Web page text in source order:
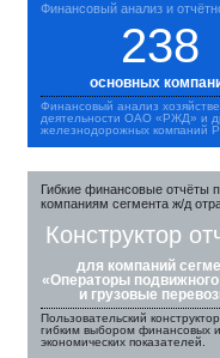
Финансовый анализ и
238
основных
Финансовый анализ
деятельности ОАО «РЖД» и
железнодорожных компаний
Гибкие финансовые отчёты
компаниям сегмента ж/д
Конструктор
для компаний
«Операторы подвижного
и грузовые
Пользовательский
гибким выбором финансовых и
экономических показателей.